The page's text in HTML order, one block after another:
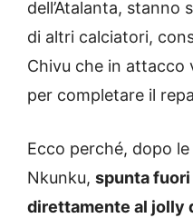
dell’Atalanta, stanno
di altri calciatori,
Chivu che in attacco
per completare il
Ecco perché, dopo
Nkunku, spunta fuori
direttamente al jolly